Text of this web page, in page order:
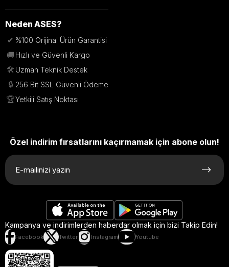
Neden ASES?
✔ %100 Orijinal Ürün Garantisi
🚚 Hızlı ve Güvenli Kargo
🛠️ Uzman Teknik Destek
🔒 256 Bit SSL Güvenli Ödeme
🏆Yetkili Satış Noktası
Özel indirim fırsatlarını kaçırmamak için abone olun!
Kampanya ve indirimlerden haberdar olmak için bizi Takip Edin!
Facebook Twitter Instagram Youtube